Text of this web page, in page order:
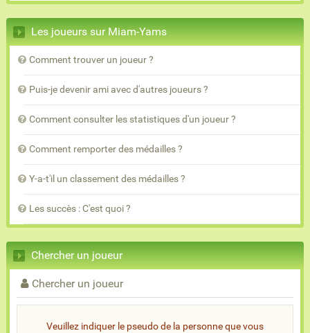
Les joueurs sur Miam-Yams
Comment trouver un joueur ?
Puis-je devenir ami avec d'autres joueurs ?
Comment consulter les statistiques d'un joueur ?
Comment remporter des médailles ?
Y-a-t'il un classement des médailles ?
Les succès : C'est quoi ?
Chercher un joueur
Chercher un joueur
Veuillez indiquer le pseudo de la personne que vous